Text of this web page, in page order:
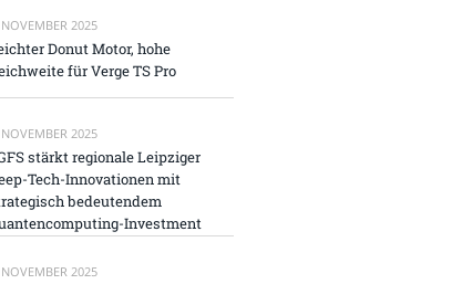
2025
Donut Motor, hohe
für Verge TS Pro
2025
stärkt regionale Leipziger
Tech-Innovationen mit
bedeutendem
Investment
2025